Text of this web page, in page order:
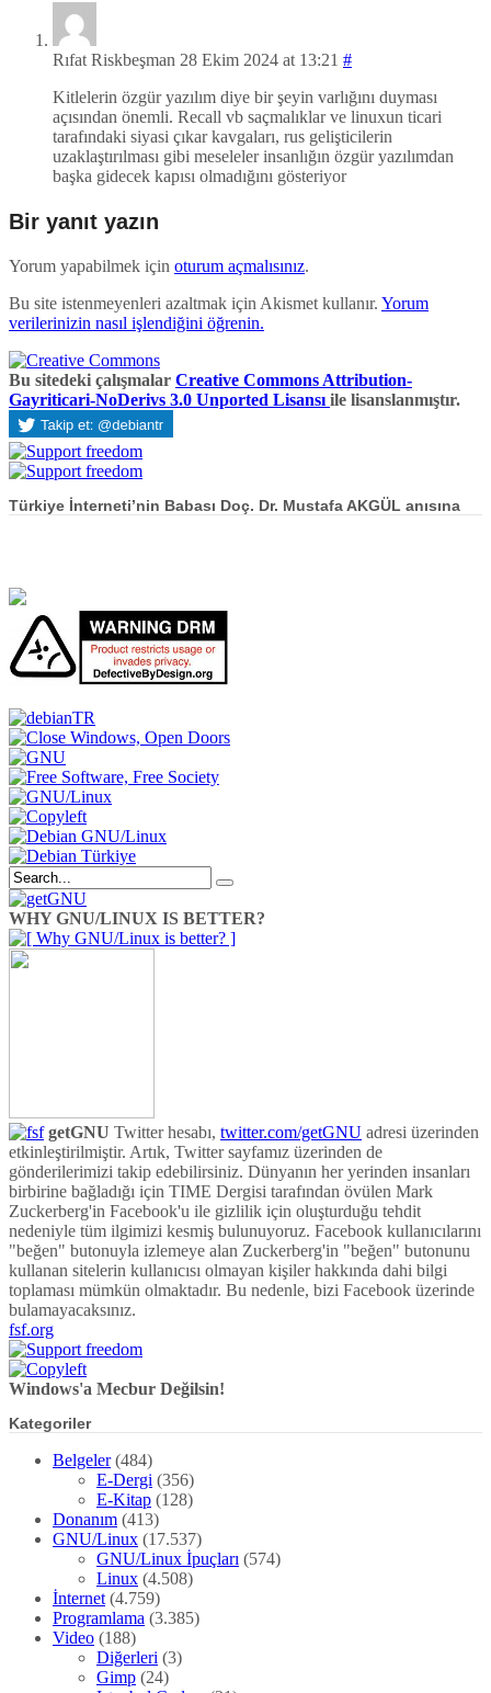
Rıfat Riskbeşman 28 Ekim 2024 at 13:21 #
Kitlelerin özgür yazılım diye bir şeyin varlığını duyması
açısından önemli. Recall vb saçmalıklar ve linuxun ticari
tarafındaki siyasi çıkar kavgaları, rus gelişticilerin
uzaklaştırılması gibi meseleler insanlığın özgür yazılımdan
başka gidecek kapısı olmadığını gösteriyor
Bir yanıt yazın
Yorum yapabilmek için oturum açmalısınız.
Bu site istenmeyenleri azaltmak için Akismet kullanır. Yorum
verilerinizin nasıl işlendiğini öğrenin.
Bu sitedeki çalışmalar Creative Commons Attribution-
Gayriticari-NoDerivs 3.0 Unported Lisansı ile lisanslanmıştır.
Türkiye İnterneti’nin Babası Doç. Dr. Mustafa AKGÜL anısına
WHY GNU/LINUX IS BETTER?
getGNU Twitter hesabı, twitter.com/getGNU adresi üzerinden
etkinleştirilmiştir. Artık, Twitter sayfamız üzerinden de
gönderilerimizi takip edebilirsiniz. Dünyanın her yerinden insanları
birbirine bağladığı için TIME Dergisi tarafından övülen Mark
Zuckerberg'in Facebook'u ile gizlilik için oluşturduğu tehdit
nedeniyle tüm ilgimizi kesmiş bulunuyoruz. Facebook kullanıcılarını
"beğen" butonuyla izlemeye alan Zuckerberg'in "beğen" butonunu
kullanan sitelerin kullanıcısı olmayan kişiler hakkında dahi bilgi
toplaması mümkün olmaktadır. Bu nedenle, bizi Facebook üzerinde
bulamayacaksınız.
fsf.org
Windows'a Mecbur Değilsin!
Kategoriler
Belgeler(484)
E-Dergi (356)
E-Kitap (128)
Donanım (413)
GNU/Linux (17.537)
GNU/Linux İpuçları (574)
Linux (4.508)
İnternet (4.759)
Programlama (3.385)
Video (188)
Diğerleri (3)
Gimp (24)